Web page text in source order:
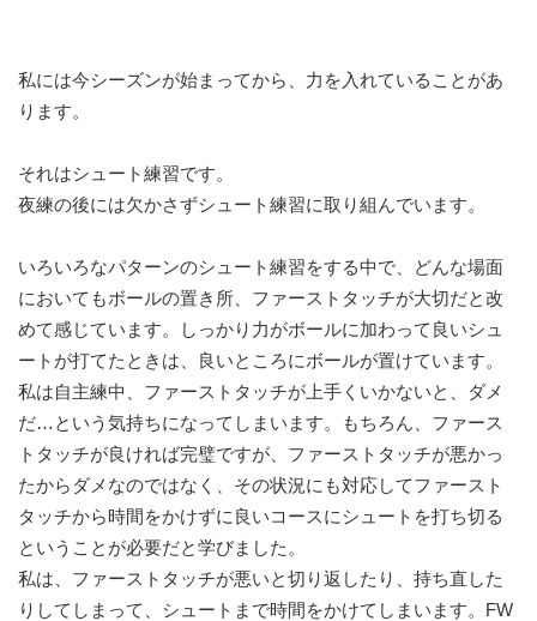
私には今シーズンが始まってから、力を入れていることがあ
ります。
それはシュート練習です。
夜練の後には欠かさずシュート練習に取り組んでいます。
いろいろなパターンのシュート練習をする中で、どんな場面
においてもボールの置き所、ファーストタッチが大切だと改
めて感じています。しっかり力がボールに加わって良いシュ
ートが打てたときは、良いところにボールが置けています。
私は自主練中、ファーストタッチが上手くいかないと、ダメ
だ…という気持ちになってしまいます。もちろん、ファース
トタッチが良ければ完璧ですが、ファーストタッチが悪かっ
たからダメなのではなく、その状況にも対応してファースト
タッチから時間をかけずに良いコースにシュートを打ち切る
ということが必要だと学びました。
私は、ファーストタッチが悪いと切り返したり、持ち直した
りしてしまって、シュートまで時間をかけてしまいます。FW